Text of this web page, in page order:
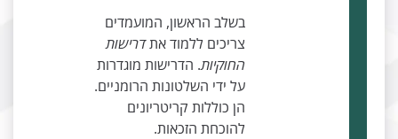
בשלב הראשון, המועמדים
צריכים ללמוד אתדרישות
החוקיות. הדרישות מוגדרות
על ידי השלטונות הרומניים.
הן כוללות קריטריונים
להוכחת הזכאות.